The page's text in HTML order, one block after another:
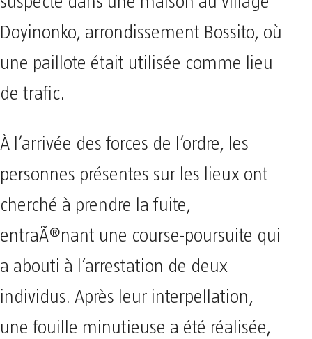
Doyinonko, arrondissement Bossito, où
une paillote était utilisée comme lieu
de trafic.
À l’arrivée des forces de l’ordre, les
personnes présentes sur les lieux ont
cherché à prendre la fuite,
entraÃ®nant une course-poursuite qui
a abouti à l’arrestation de deux
individus. Après leur interpellation,
une fouille minutieuse a été réalisée,